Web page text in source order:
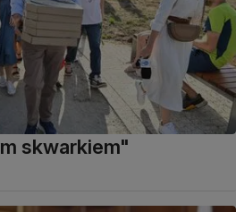
skwarkiem"